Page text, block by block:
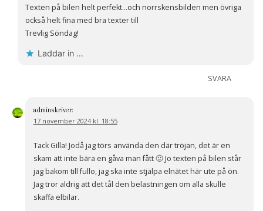
Texten på bilen helt perfekt…och norrskensbilden men övriga
också helt fina med bra texter till
Trevlig Söndag!
Laddar in …
SVARA
adminskriver:
17 november 2024 kl. 18:55
Tack Gilla! Jodå jag törs använda den där tröjan, det är en
skam att inte bära en gåva man fått 🙂 Jo texten på bilen står
jag bakom till fullo, jag ska inte stjälpa elnätet här ute på ön.
Jag tror aldrig att det tål den belastningen om alla skulle
skaffa elbilar.